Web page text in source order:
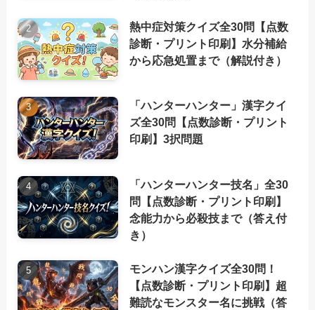
熱中症対策クイズ全30問【点数
診断・プリント印刷】水分補給
から応急処置まで（解説付き）
「ハンターハンター」漢字クイ
ズ全30問【点数診断・プリント
印刷】3択問題
「ハンターハンター技名」全30
問【点数診断・プリント印刷】
念能力から必殺技まで（答え付
き）
モンハン漢字クイズ全30問！
【点数診断・プリント印刷】超
難読なモンスター名に挑戦（答